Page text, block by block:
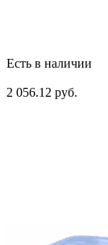
Есть в наличии
2 056.12 руб.